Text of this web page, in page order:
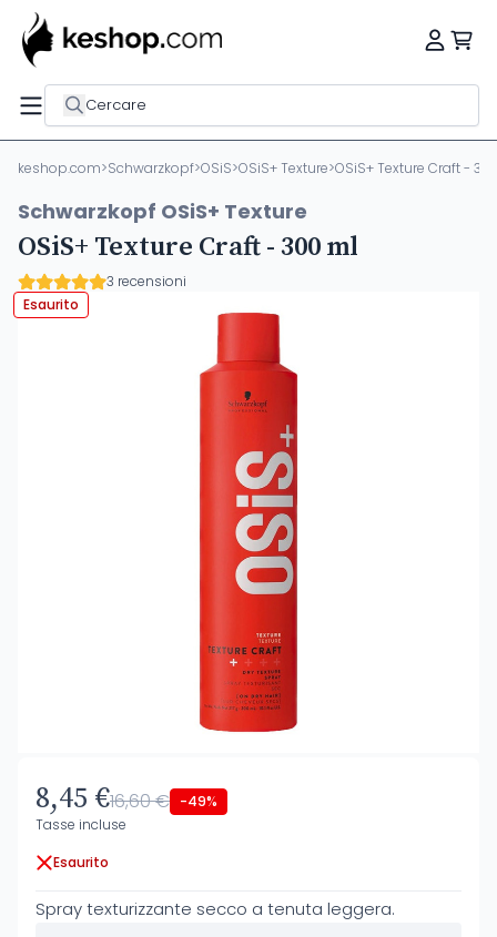
Cercare
keshop.com>Schwarzkopf>OSiS>OSiS+ Texture>OSiS+ Texture Craft -
Schwarzkopf OSiS+ Texture
OSiS+ Texture Craft - 300 ml
3 recensioni
Esaurito
8,45 €16,60 € -49%
Tasse incluse
Esaurito
Spray texturizzante secco a tenuta leggera.